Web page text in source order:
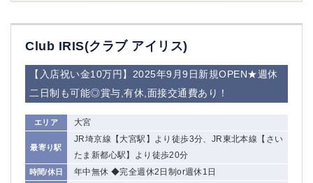
Club IRIS(クラブ アイリス)
【入店祝い金10万円】2025年9月9日新規OPEN★週休
二日制も可能◎賞与,有休,面接交通費あり！
エリア 大宮
最寄り駅
JR埼京線【大宮駅】より徒歩3分、JR東北本線【さい
たま新都心駅】より徒歩20分
時間/休日 年中無休 ◆完全週休2日制or週休1日